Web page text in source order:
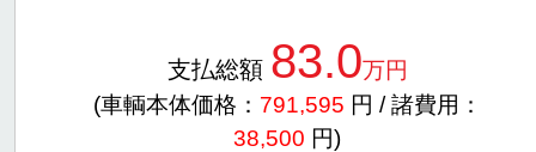
支払総額 83.0万円
(車輌本体価格： 791,595 円 / 諸費用：
38,500 円)